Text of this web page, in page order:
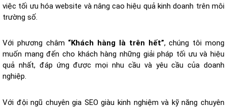
việc tối ưu hóa website và nâng cao hiệu quả kinh doanh trên môi
trường số.
Với phương châm “Khách hàng là trên hết”, chúng tôi mong
muốn mang đến cho khách hàng những giải pháp tối ưu và hiệu
quả nhất, đáp ứng được mọi nhu cầu và yêu cầu của doanh
nghiệp.
Với đội ngũ chuyên gia SEO giàu kinh nghiệm và kỹ năng chuyên